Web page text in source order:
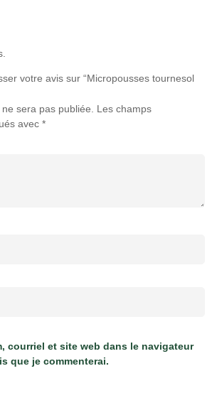
votre avis sur “Micropousses tournesol
sera pas publiée. Les champs
avec *
courriel et site web dans le navigateur
que je commenterai.